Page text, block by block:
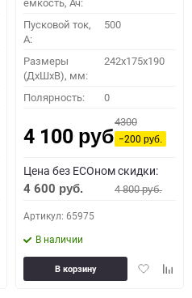
Пусковой ток,
A:
500
Размеры
(ДхШхВ), мм:
242x175x190
Полярность: 0
4 100 руб.
4300
−200руб.
Цена без ECOном скидки:
4 600 руб. 4 800руб.
Артикул: 65975
В наличии
Добавить
В корзину